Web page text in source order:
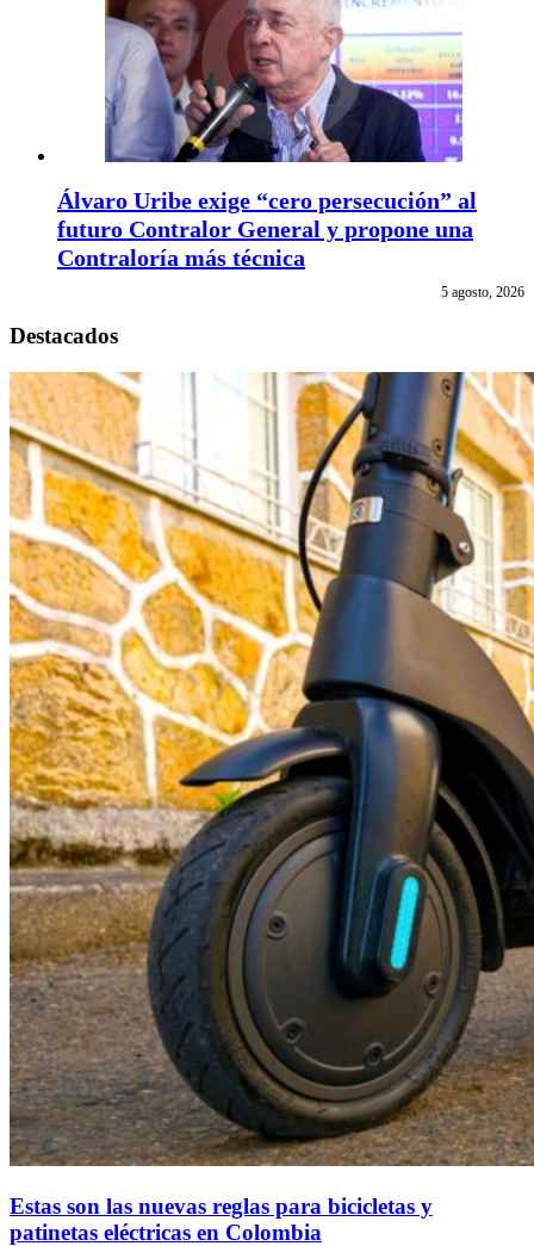
Álvaro Uribe exige “cero persecución” al
futuro Contralor General y propone una
Contraloría más técnica
5 agosto, 2026
Destacados
Estas son las nuevas reglas para bicicletas y
patinetas eléctricas en Colombia